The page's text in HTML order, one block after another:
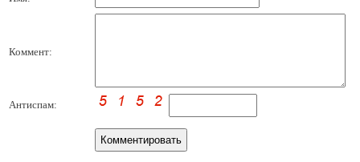
Коммент:
Антиспам: